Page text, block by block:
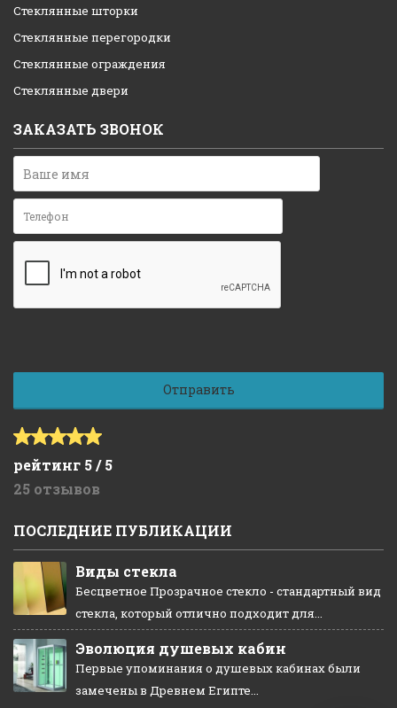
Стеклянные шторки
Стеклянные перегородки
Стеклянные ограждения
Стеклянные двери
ЗАКАЗАТЬ ЗВОНОК
рейтинг 5 / 5
25 отзывов
ПОСЛЕДНИЕ ПУБЛИКАЦИИ
Виды стекла
Бесцветное Прозрачное стекло - стандартный вид
стекла, который отлично подходит для...
Эволюция душевых кабин
Первые упоминания о душевых кабинах были
замечены в Древнем Египте...